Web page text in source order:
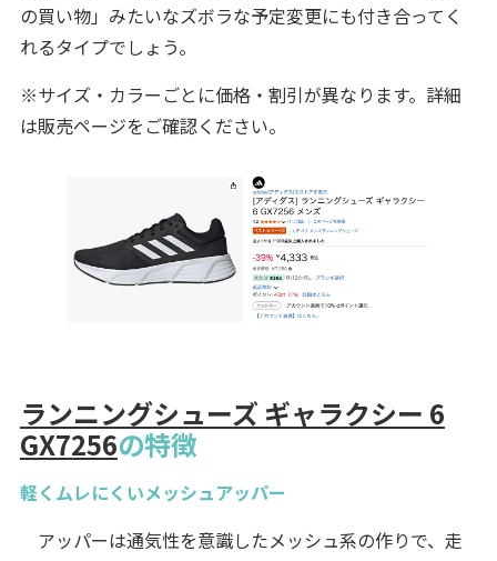
の買い物」みたいなズボラな予定変更にも付き合ってく
れるタイプでしょう。
※サイズ・カラーごとに価格・割引が異なります。詳細
は販売ページをご確認ください。
ランニングシューズ ギャラクシー 6
GX7256の特徴
軽くムレにくいメッシュアッパー
アッパーは通気性を意識したメッシュ系の作りで、走